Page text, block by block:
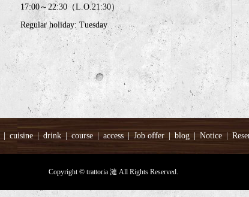
17:00～22:30（L.O.21:30）
Regular holiday: Tuesday
cuisine drink course access Job offer blog Notice
Copyright © trattoria 漣 All Rights Reserved.